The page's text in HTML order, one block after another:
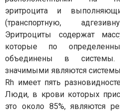
эритроцита и
(транспортную,
Эритроциты содержат
которые по
объединены в системы.
значимыми являются
Rh имеет пять
Люди, в крови которых
это около 85%, являются